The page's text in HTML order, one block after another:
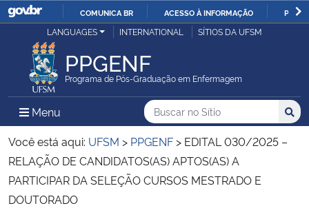
IR
COMUNICA BR ACESSO À INFORMAÇÃO
Ministério da Justiça e Segurança Pública
Ministério da Defesa
Ministério das Relações Exteriores
Ministério da Economia
LANGUAGES INTERNATIONAL SÍTIOS DA UFSM
PPGENF
Programa de Pós-Graduação em Enfermagem
Menu Menu Principal do Sítio
Busca
Buscar no no Sítio
Busca:
Você está aqui: UFSM > PPGENF > EDITAL 030/2025 –
RELAÇÃO DE CANDIDATOS(AS) APTOS(AS) A
PARTICIPAR DA SELEÇÃO CURSOS MESTRADO E
DOUTORADO